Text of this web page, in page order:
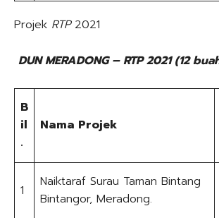
Projek RTP2021
DUN MERADONG – RTP 2021 (12
B
il
.
Nama Projek
1
Naiktaraf Surau Taman Bintang
Bintangor, Meradong.